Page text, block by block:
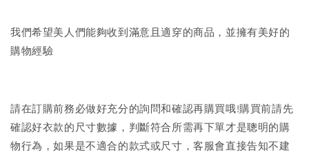
我們希望美人們能夠收到滿意且適穿的商品，並擁有美好的
購物經驗
請在訂購前務必做好充分的詢問和確認再購買哦!購買前請先
確認好衣款的尺寸數據，判斷符合所需再下單才是聰明的購
物行為，如果是不適合的款式或尺寸，客服會直接告知不建